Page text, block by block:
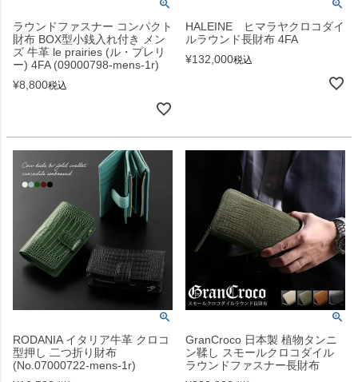
ラウンドファスナー コンパクト
財布 BOX型小銭入れ付き メン
ズ 牛革 le prairies (ル・プレリ
ー) 4FA (09000798-mens-1r)
¥8,800税込
HALEINE ヒマラヤクロコダイ
ルラウンド長財布 4FA
¥132,000税込
RODANIA イタリア牛革 クロコ
型押し 二つ折り財布
(No.07000722-mens-1r)
GranCroco 日本製 植物タンニ
ン鞣し スモールクロコダイル
ラウンドファスナー長財布